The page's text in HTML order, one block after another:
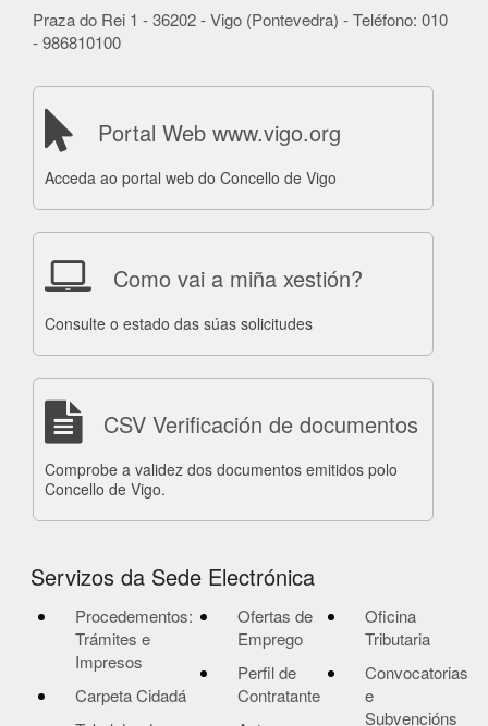
Praza do Rei 1 - 36202 - Vigo (Pontevedra) - Teléfono: 010
- 986810100
Portal Web www.vigo.org
Acceda ao portal web do Concello de Vigo
Como vai a miña xestión?
Consulte o estado das súas solicitudes
CSV Verificación de documentos
Comprobe a validez dos documentos emitidos polo
Concello de Vigo.
Servizos da Sede Electrónica
Procedementos:
Trámites e
Impresos
Carpeta Cidadá
Ofertas de
Emprego
Perfil de
Contratante
Oficina
Tributaria
Convocatorias
e
Subvencións